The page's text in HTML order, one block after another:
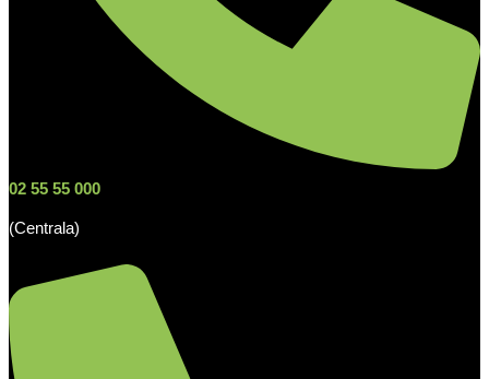
02 55 55 000
(Centrala)